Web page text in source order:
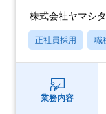
株式会社ヤマシタ
正社員採用 職
業務内容